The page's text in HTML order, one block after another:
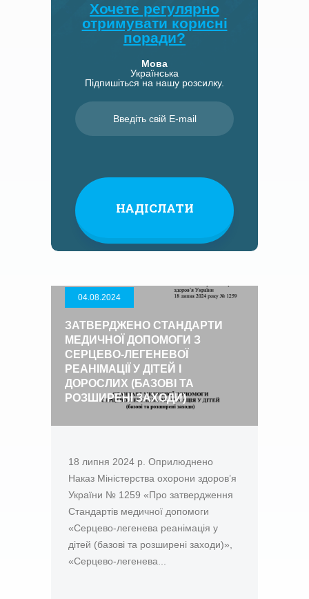
Хочете регулярно
отримувати корисні
поради?
Мова
Українська
Підпишіться на нашу розсилку.
04.08.2024
ЗАТВЕРДЖЕНО СТАНДАРТИ
МЕДИЧНОЇ ДОПОМОГИ З
СЕРЦЕВО-ЛЕГЕНЕВОЇ
РЕАНІМАЦІЇ У ДІТЕЙ І
ДОРОСЛИХ (БАЗОВІ ТА
РОЗШИРЕНІ ЗАХОДИ)
18 липня 2024 р. Оприлюднено
Наказ Міністерства охорони здоров’я
України № 1259 «Про затвердження
Стандартів медичної допомоги
«Серцево-легенева реанімація у
дітей (базові та розширені заходи)»,
«Серцево-легенева...